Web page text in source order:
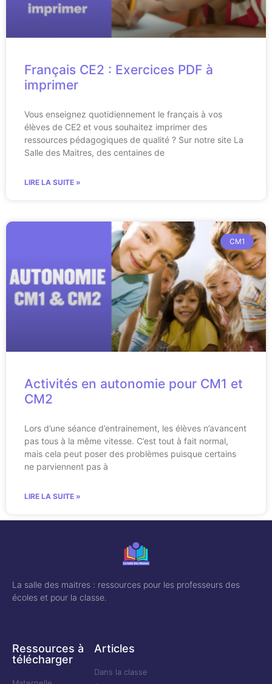
Français CE2 : Exercices PDF à
imprimer
Vous enseignez quotidiennement le français à vos
élèves de CE2 et vous souhaitez imprimer des
ressources pédagogiques de qualité ? Sur notre site La
Salle des Maitres, des centaines de
LIRE LA SUITE »
CM1
Activités en autonomie pour CM1 et
CM2
Lors d’une séance d’entrainement, les élèves n’avancent
pas tous à la même vitesse. C’est tout à fait normal,
mais cela peut poser des problèmes puisque certains
ne parviennent pas à
LIRE LA SUITE »
La salle des maitres : ressources pour les professeurs des
écoles et pour la classe.
Ressources à
télécharger
Articles
Dans la classe